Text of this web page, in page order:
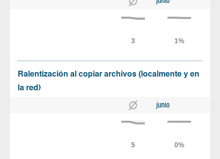
Ralentización al copiar archivos (localmente y en
la red)
junio